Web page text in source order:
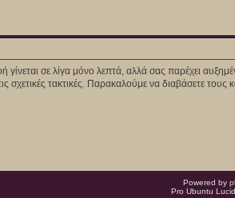
γίνεται σε λίγα μόνο λεπτά, αλλά σας παρέχει
σχετικές τακτικές. Παρακαλούμε να διαβάσετε
Powered by
Pro Ubuntu